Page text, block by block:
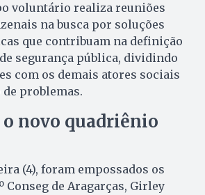
voluntário realiza reuniões
na busca por soluções
que contribuam na definição
segurança pública, dividindo
com os demais atores sociais
problemas.
o novo quadriênio
(4), foram empossados os
Conseg de Aragarças, Girley